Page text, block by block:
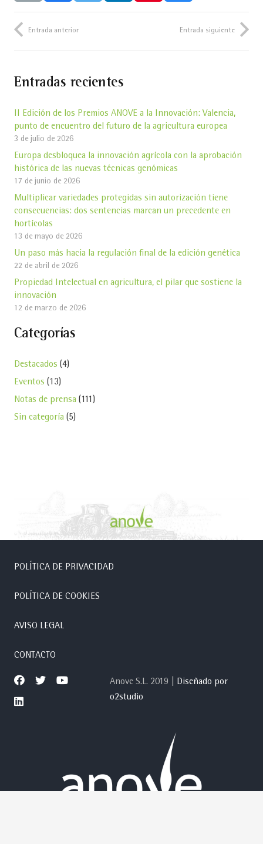
Entrada anterior Entrada siguiente
Entradas recientes
II Edición de los Premios ANOVE a la Innovación: Valencia,
punto de encuentro del futuro de la agricultura europea
3 de julio de 2026
Europa desbloquea la innovación agrícola con la aprobación
histórica de las nuevas técnicas genómicas
17 de junio de 2026
Multiplicar variedades protegidas sin autorización tiene
consecuencias: dos sentencias marcan un precedente en
hortícolas
13 de mayo de 2026
Un paso más hacia la regulación final de la edición genética
22 de abril de 2026
Propiedad Intelectual en agricultura, el pilar que sostiene la
innovación
12 de marzo de 2026
Categorías
Destacados (4)
Eventos (13)
Notas de prensa (111)
Sin categoría (5)
POLÍTICA DE PRIVACIDAD
POLÍTICA DE COOKIES
AVISO LEGAL
CONTACTO
Anove S.L. 2019 | Diseñado por
o2studio